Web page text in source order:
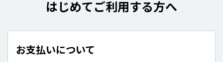
はじめてご利用する方へ
お支払いについて